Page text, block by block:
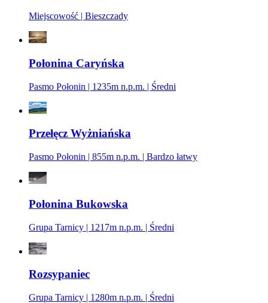
Miejscowość | Bieszczady
Połonina Caryńska
Pasmo Połonin | 1235m n.p.m. | Średni
Przełęcz Wyżniańska
Pasmo Połonin | 855m n.p.m. | Bardzo łatwy
Połonina Bukowska
Grupa Tarnicy | 1217m n.p.m. | Średni
Rozsypaniec
Grupa Tarnicy | 1280m n.p.m. | Średni